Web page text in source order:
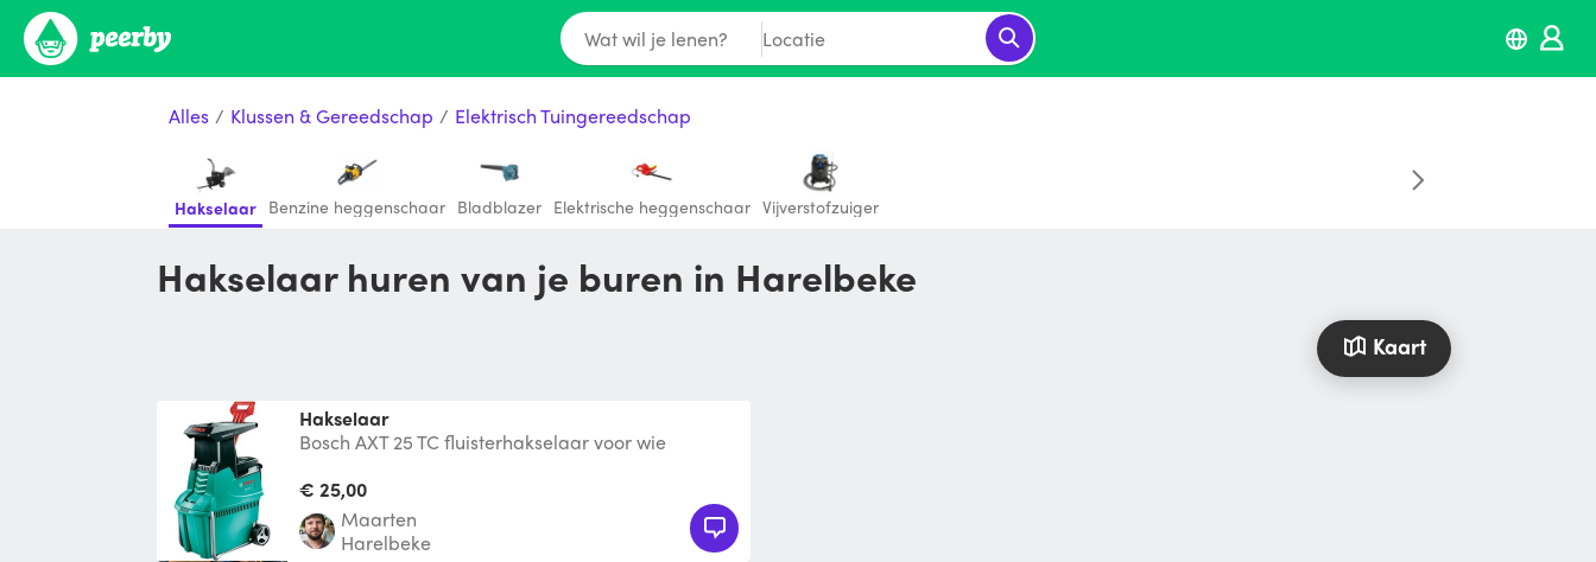
Wat wil je lenen? Locatie
Alles / Klussen & Gereedschap / Elektrisch Tuingereedschap
Hakselaar Benzine heggenschaar Bladblazer Elektrische heggenschaar Vijverstofzuiger
Hakselaar huren van je buren in Harelbeke
Kaart
Hakselaar
Bosch AXT 25 TC fluisterhakselaar voor wie
relati
€ 25,00
Maarten
Harelbeke